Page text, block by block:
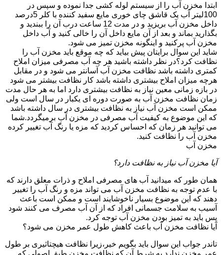
ابتدا مخزن آب را از سیستم لوله کشی جدا نموده و سپس در
100لیتر آب یک قاشق چای خوری مایع سفید کننده با کلر 5درصد
داخل مخزن آب بریزید و در مدت 12 ساعت درب آن را ببندید و
بگذارید بماند و بعد از آن مایع داخل آن را خالی کنید و آب داخل
مخزن آب پرکنید و اینگونه مخزن تمیز می شود.
شاید این سوال برایتان پیش بیاید که چه موقع باید مخزن آب را
نظافت کرد؟در نظر داشته باشید هر چه آب مصرفی میزان املاح
کمتری داشته باشد نظافت مخزن آب آسانتر می شود و در مقابل
هرچه میزان املاح بیشتری داشته باشد کار نظافت بیشتر می شود
در بازه زمانی معین نیاز به نظافت بیشتری دارد اما به هر حال مدت
زمان نظافت مخزن آب به صورت دوره ای یکبار در سال است ولی
ممکن است مخزن آب نیاز به نظافت بیشتری در سال داشته باشد
که این موضوع به کیفیت آب مصرفی در مخزن آب برمیگردد.شما
می توانید هر زمان که احساس کردید که مزه یا رنگ آب تغییر کرده
مخزن آب را نظافت کنید.
مخزن آب
آیا مخزن آب نیاز به نظافت دارد؟
همان طور که میدانید آب های مصرفی املاح و ذرات معلق دارند که
با عدم توجه به نظافت مخزن آب می تواند مزه و رنگ آب را تغییر
دهند که این موضوع بسیار ناخوشایند است و ممکن است باعث
آسیب به سلامت جسمانی افراد که از آن آب مصرف می کنند شود
پس باید به تمیز بودن مخزن آب توجه کرد.
آیا نظافت مخزن آب باعث کاهش طول عمر مخزن می شود؟
تاندر جواب این سوال باید بگویم خیر،زیرا نظافت هیچتاثیری بر طول
عمر مخزن ندارد به شرط آن که نظافت مخزن طبق اصولی که